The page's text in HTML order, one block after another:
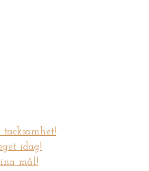
idag!
mål!